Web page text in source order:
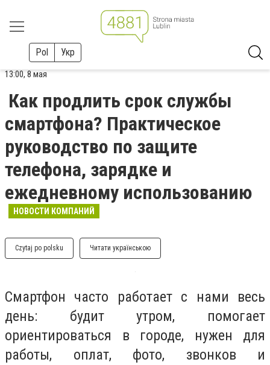
Pol Укр
13:00, 8 мая
Как продлить срок службы
смартфона? Практическое
руководство по защите
телефона, зарядке и
ежедневному использованию
НОВОСТИ КОМПАНИЙ
Czytaj po polsku Читати українською
Смартфон часто работает с нами весь
день: будит утром, помогает
ориентироваться в городе, нужен для
работы, оплат, фото, звонков и